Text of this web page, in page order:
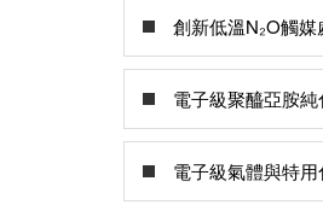
創新低溫N₂O觸
電子級聚醯亞胺
電子級氣體與特